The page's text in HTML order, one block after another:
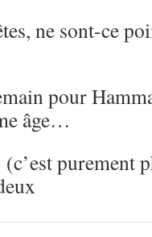
ne sont-ce
pour
âge…
purement